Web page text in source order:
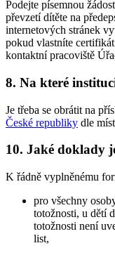
Podejte písemnou
převzetí dítěte na
internetových stránek
pokud vlastníte
kontaktní pracoviště
8. Na které
Je třeba se obrátit na
České republiky dle
10. Jaké doklady
K řádně vyplněnému
pro všechny
totožnosti, u dětí
totožnosti není
list,